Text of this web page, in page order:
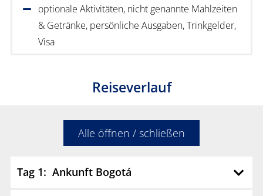
optionale Aktivitäten, nicht genannte Mahlzeiten
& Getränke, persönliche Ausgaben, Trinkgelder,
Visa
Reiseverlauf
Alle öffnen / schließen
Tag 1: Ankunft Bogotá